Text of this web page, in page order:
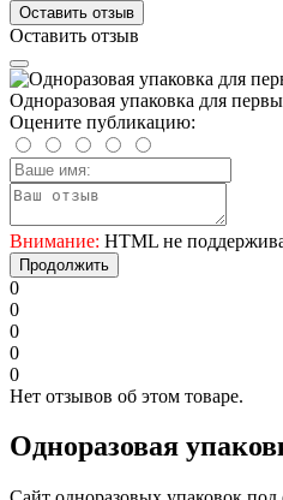
Оставить отзыв
Оставить отзыв
Одноразовая упаковка для
Оцените публикацию:
Внимание: HTML не
Продолжить
0
0
0
0
0
Нет отзывов об этом товаре.
Одноразовая